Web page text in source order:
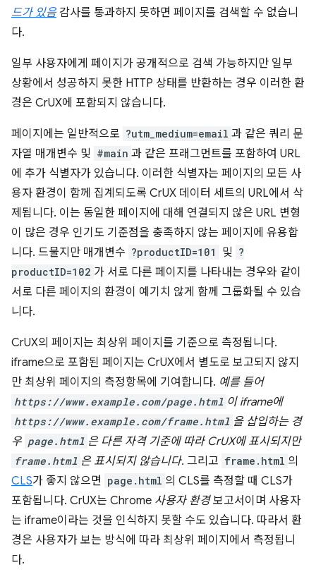
드가 있음감사를 통과하지 못하면 페이지를 검색할 수 없습니
다.
일부 사용자에게 페이지가 공개적으로 검색 가능하지만 일부
상황에서 성공하지 못한 HTTP 상태를 반환하는 경우 이러한 환
경은 CrUX에 포함되지 않습니다.
페이지에는 일반적으로 ?utm_medium=email 과 같은 쿼리 문
자열 매개변수 및 #main 과 같은 프래그먼트를 포함하여 URL
에 추가 식별자가 있습니다. 이러한 식별자는 페이지의 모든 사
용자 환경이 함께 집계되도록 CrUX 데이터 세트의 URL에서 삭
제됩니다. 이는 동일한 페이지에 대해 연결되지 않은 URL 변형
이 많은 경우 인기도 기준점을 충족하지 않는 페이지에 유용합
니다. 드물지만 매개변수 ?productID=101 및 ?
productID=102 가 서로 다른 페이지를 나타내는 경우와 같이
서로 다른 페이지의 환경이 예기치 않게 함께 그룹화될 수 있습
니다.
CrUX의 페이지는 최상위 페이지를 기준으로 측정됩니다.
iframe으로 포함된 페이지는 CrUX에서 별도로 보고되지 않지
만 최상위 페이지의 측정항목에 기여합니다. 예를 들어
https://www.example.com/page.html 이 iframe에
https://www.example.com/frame.html 을 삽입하는 경
우 page.html 은 다른 자격 기준에 따라 CrUX에 표시되지만
frame.html 은 표시되지 않습니다. 그리고 frame.html 의
CLS가 좋지 않으면 page.html 의 CLS를 측정할 때 CLS가
포함됩니다. CrUX는 Chrome 사용자 환경보고서이며 사용자
는 iframe이라는 것을 인식하지 못할 수도 있습니다. 따라서 환
경은 사용자가 보는 방식에 따라 최상위 페이지에서 측정됩니
다.